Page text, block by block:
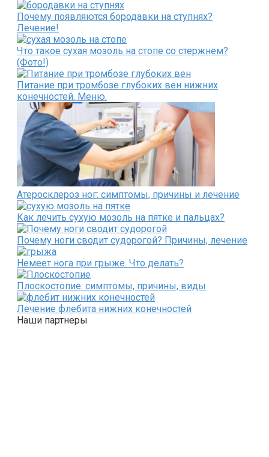
Почему появляются бородавки на ступнях?
Лечение!
Что такое сухая мозоль на стопе со стержнем?
(Фото!)
Питание при тромбозе глубоких вен нижних
конечностей. Меню.
Атеросклероз ног: симптомы, причины и лечение
Как лечить сухую мозоль на пятке и пальцах?
Почему ноги сводит судорогой? Причины, лечение
Немеет нога при грыже. Что делать?
Плоскостопие: симптомы, причины, виды
Лечение флебита нижних конечностей
Наши партнеры